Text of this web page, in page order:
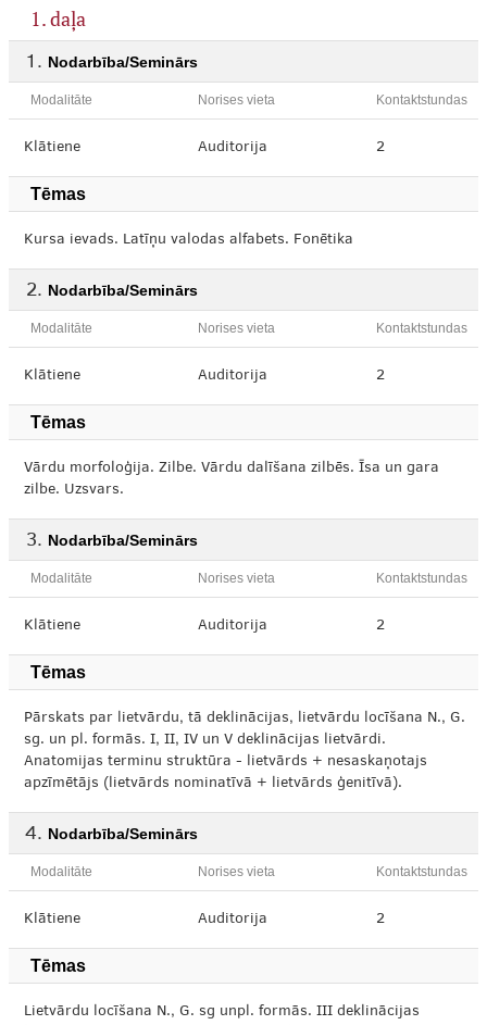
1. daļa
Nodarbība/Seminārs
Modalitāte Norises vieta Kontaktstundas
Klātiene Auditorija 2
Tēmas
Kursa ievads. Latīņu valodas alfabets. Fonētika
Nodarbība/Seminārs
Modalitāte Norises vieta Kontaktstundas
Klātiene Auditorija 2
Tēmas
Vārdu morfoloģija. Zilbe. Vārdu dalīšana zilbēs. Īsa un gara
zilbe. Uzsvars.
Nodarbība/Seminārs
Modalitāte Norises vieta Kontaktstundas
Klātiene Auditorija 2
Tēmas
Pārskats par lietvārdu, tā deklinācijas, lietvārdu locīšana N., G.
sg. un pl. formās. I, II, IV un V deklinācijas lietvārdi.
Anatomijas terminu struktūra - lietvārds + nesaskaņotajs
apzīmētājs (lietvārds nominatīvā + lietvārds ģenitīvā).
Nodarbība/Seminārs
Modalitāte Norises vieta Kontaktstundas
Klātiene Auditorija 2
Tēmas
Lietvārdu locīšana N., G. sg unpl. formās. III deklinācijas